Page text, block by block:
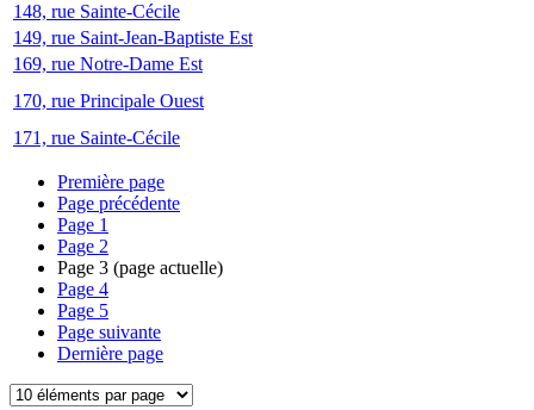
148, rue Sainte-Cécile
149, rue Saint-Jean-Baptiste Est
169, rue Notre-Dame Est
170, rue Principale Ouest
171, rue Sainte-Cécile
Première page
Page précédente
Page 1
Page 2
Page 3 (page actuelle)
Page 4
Page 5
Page suivante
Dernière page